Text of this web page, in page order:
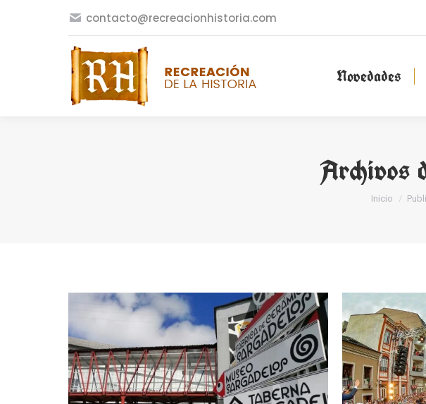
contacto@recreacionhistoria.com
Novedades
Archivos
Estás
Inicio
Novedades